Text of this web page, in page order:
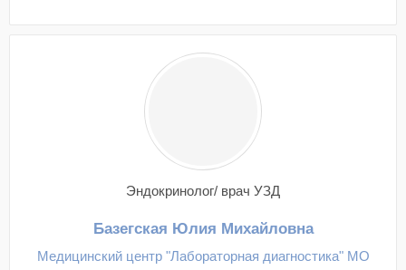
Эндокринолог/ врач УЗД
Базегская Юлия Михайловна
Медицинский центр "Лабораторная диагностика" МО